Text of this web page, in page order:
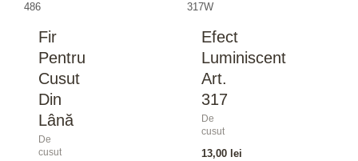
486
Fir
Pentru
Cusut
Din
Lână
De
cusut
317W
Efect
Luminiscent
Art.
317
De
cusut
13,00 lei